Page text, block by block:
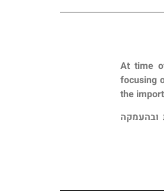
At time
focusing
the
ובהעמקה